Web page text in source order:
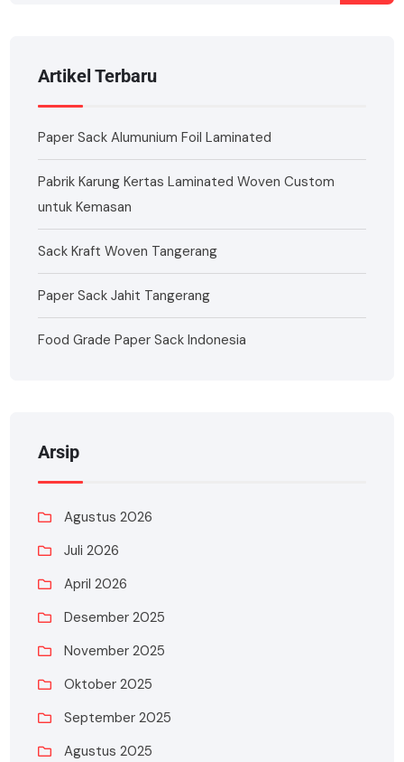
Artikel Terbaru
Paper Sack Alumunium Foil Laminated
Pabrik Karung Kertas Laminated Woven Custom
untuk Kemasan
Sack Kraft Woven Tangerang
Paper Sack Jahit Tangerang
Food Grade Paper Sack Indonesia
Arsip
Agustus 2026
Juli 2026
April 2026
Desember 2025
November 2025
Oktober 2025
September 2025
Agustus 2025